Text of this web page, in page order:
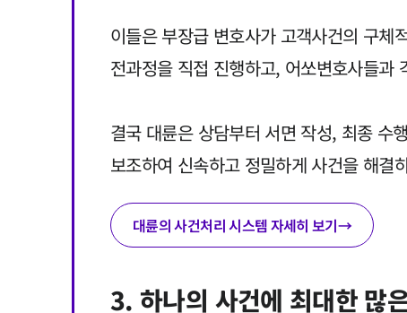
이들은 부장급 변호사가 고객사건의 구체
전과정을 직접 진행하고, 어쏘변호사들과
결국 대륜은 상담부터 서면 작성, 최종 수
보조하여 신속하고 정밀하게 사건을 해결
대륜의 사건처리 시스템 자세히 보기→
3. 하나의 사건에 최대한 많